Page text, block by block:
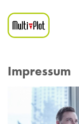
Impressum